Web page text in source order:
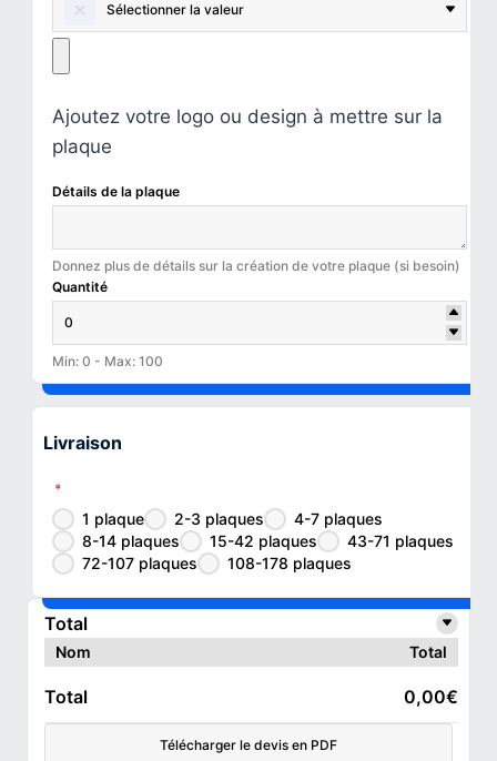
Sélectionner la valeur
Ajoutez votre logo ou design à mettre sur la
plaque
Détails de la plaque
Donnez plus de détails sur la création de votre plaque (si besoin)
Quantité
Min: 0 - Max: 100
Livraison
*
1 plaque 2-3 plaques
4-7 plaques
8-14 plaques
15-42 plaques
43-71 plaques
72-107 plaques
108-178 plaques
Total
Nom Total
Total 0,00€
Télécharger le devis en PDF